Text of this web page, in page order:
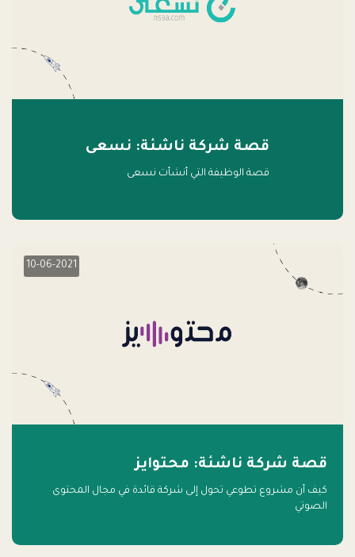
قصة شركة ناشئة: نسعى
قصة الوظيفة التي أنشأت نسعى
10-06-2021
قصة شركة ناشئة: محتوايز
كيف أن مشروع تطوعي تحول إلى شركة قائدة في مجال المحتوى
الصوتي